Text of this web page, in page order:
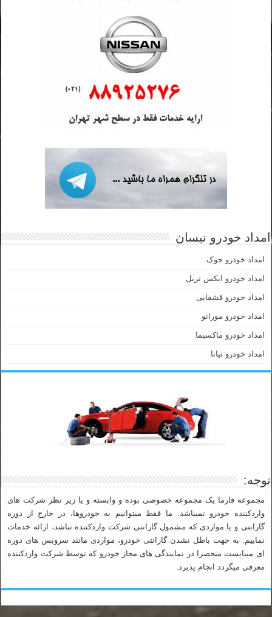
امداد خودرو نیسان
امداد خودرو جوک
امداد خودرو ایکس تریل
امداد خودرو قشقایی
امداد خودرو مورانو
امداد خودرو ماکسیما
امداد خودرو تیانا
توجه:
مجموعه فارما یک مجموعه خصوصی بوده و وابسته و یا زیر نظر شرکت های
واردکننده خودرو نمیباشد. ما فقط میتوانیم به خودروها، در خارج از دوره
گارانتی و یا مواردی که مشمول گارانتی شرکت واردکننده نباشد، ارائه خدمات
نماییم. به جهت باطل نشدن گارانتی خودرو، مواردی مانند سرویس های دوره
ای میبایست منحصرا در نمایندگی های مجاز خودرو که توسط شرکت واردکننده
معرفی میگردد انجام پذیرد.